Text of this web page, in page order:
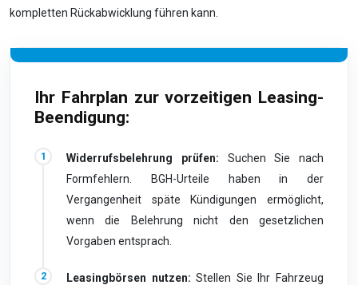
kompletten Rückabwicklung führen kann.
Ihr Fahrplan zur vorzeitigen Leasing-
Beendigung:
Widerrufsbelehrung prüfen: Suchen Sie nach
Formfehlern. BGH-Urteile haben in der
Vergangenheit späte Kündigungen ermöglicht,
wenn die Belehrung nicht den gesetzlichen
Vorgaben entsprach.
Leasingbörsen nutzen: Stellen Sie Ihr Fahrzeug